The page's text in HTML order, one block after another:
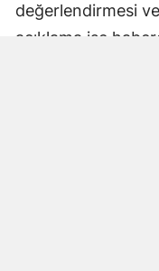
değerlendirmesi
açıklama ise